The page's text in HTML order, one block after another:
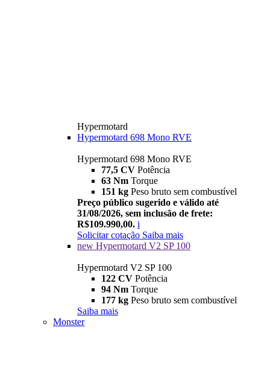
Hypermotard
Hypermotard 698 Mono RVE
Hypermotard 698 Mono RVE
77,5 CV Potência
63 Nm Torque
151 kg Peso bruto sem combustível
Preço público sugerido e válido até
31/08/2026, sem inclusão de frete:
R$109.990,00. i
Solicitar cotação Saiba mais
new Hypermotard V2 SP 100
Hypermotard V2 SP 100
122 CV Potência
94 Nm Torque
177 kg Peso bruto sem combustível
Saiba mais
Monster